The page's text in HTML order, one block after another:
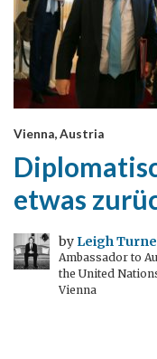
Vienna, Austria
etwas
by Leigh
Ambassador to
the United
Vienna